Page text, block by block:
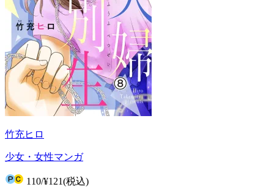
竹充ヒロ
少女・女性マンガ
110/¥121(税込)